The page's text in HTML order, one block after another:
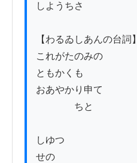
しようちさ
【わるゐしあんの台詞】
これがたのみの
ともかくも
おあやかり申て
ちと
しゆつ
せの